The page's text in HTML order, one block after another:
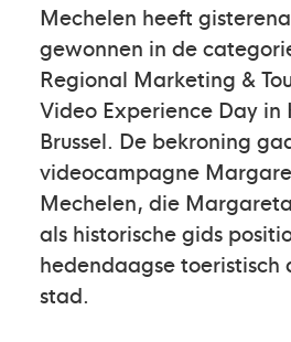
Mechelen heeft
gewonnen in de
Regional Marketing &
Video Experience Day in
Brussel. De bekroning
videocampagne
Mechelen, die
als historische gids
hedendaagse toeristisch
stad.